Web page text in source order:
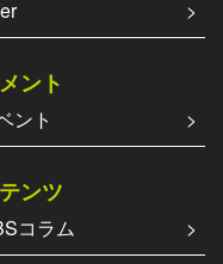
ント
ント
ンツ
コラム